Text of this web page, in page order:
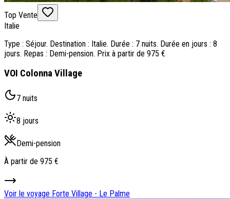
Top Vente
Italie
Type : Séjour. Destination : Italie. Durée : 7 nuits. Durée en jours : 8
jours. Repas : Demi-pension. Prix à partir de 975 €
VOI Colonna Village
7 nuits
8 jours
Demi-pension
À partir de 975 €
Voir le voyage Forte Village - Le Palme